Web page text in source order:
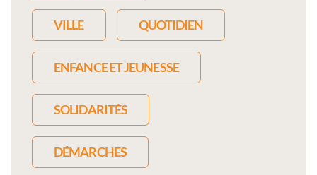
VILLE QUOTIDIEN
ENFANCE ET JEUNESSE
SOLIDARITÉS
DÉMARCHES